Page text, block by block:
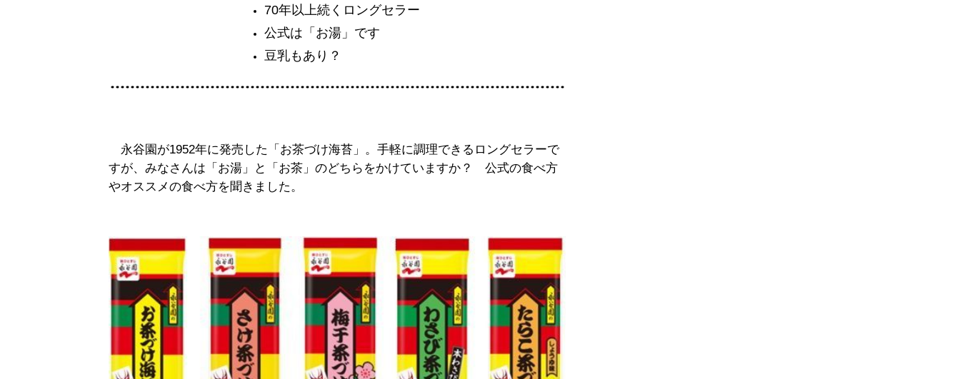
70年以上続くロングセラー
公式は「お湯」です
豆乳もあり？
永谷園が1952年に発売した「お茶づけ海苔」。手軽に調理できるロングセラーで
すが、みなさんは「お湯」と「お茶」のどちらをかけていますか？ 公式の食べ方
やオススメの食べ方を聞きました。